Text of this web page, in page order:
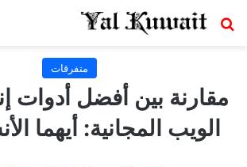
بحث عن
متفرقات
مقارنة بين أفضل أدوات
الويب المجانية: أيهما